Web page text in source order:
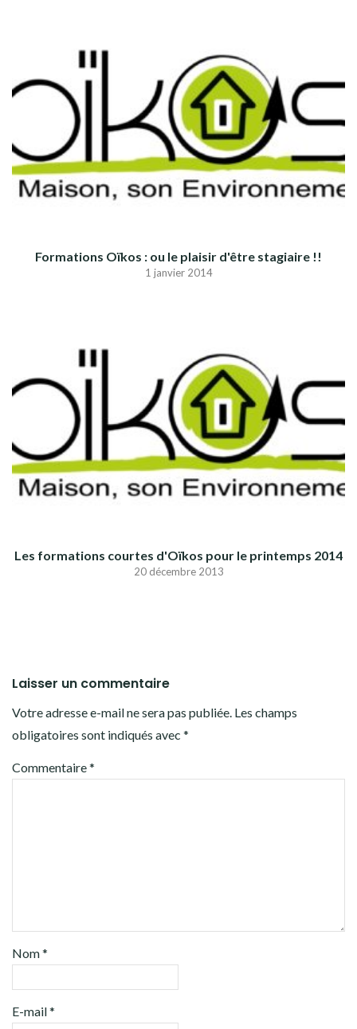
Formations Oïkos : ou le plaisir d'être stagiaire !!
1 janvier 2014
Les formations courtes d'Oïkos pour le printemps 2014
20 décembre 2013
Laisser un commentaire
Votre adresse e-mail ne sera pas publiée. Les champs
obligatoires sont indiqués avec *
Commentaire*
Nom*
E-mail*